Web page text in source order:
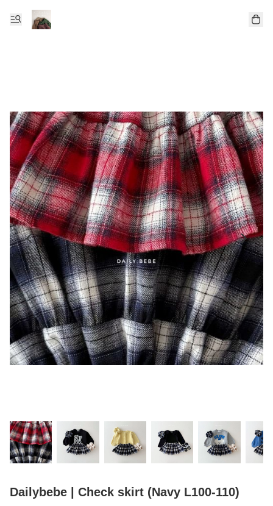
Dailybebe | Check skirt (Navy L100-110)